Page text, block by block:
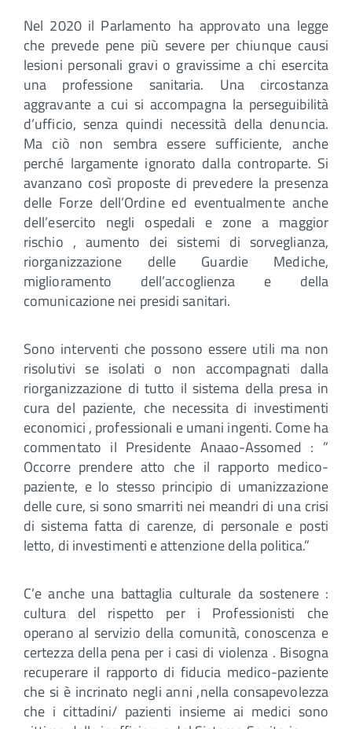
Nel 2020 il Parlamento ha approvato una legge
che prevede pene più severe per chiunque causi
lesioni personali gravi o gravissime a chi esercita
una professione sanitaria. Una circostanza
aggravante a cui si accompagna la perseguibilità
d’ufficio, senza quindi necessità della denuncia.
Ma ciò non sembra essere sufficiente, anche
perché largamente ignorato dalla controparte. Si
avanzano così proposte di prevedere la presenza
delle Forze dell’Ordine ed eventualmente anche
dell’esercito negli ospedali e zone a maggior
rischio , aumento dei sistemi di sorveglianza,
riorganizzazione delle Guardie Mediche,
miglioramento dell’accoglienza e della
comunicazione nei presidi sanitari.
Sono interventi che possono essere utili ma non
risolutivi se isolati o non accompagnati dalla
riorganizzazione di tutto il sistema della presa in
cura del paziente, che necessita di investimenti
economici , professionali e umani ingenti. Come ha
commentato il Presidente Anaao-Assomed : ”
Occorre prendere atto che il rapporto medico-
paziente, e lo stesso principio di umanizzazione
delle cure, si sono smarriti nei meandri di una crisi
di sistema fatta di carenze, di personale e posti
letto, di investimenti e attenzione della politica.”
C’e anche una battaglia culturale da sostenere :
cultura del rispetto per i Professionisti che
operano al servizio della comunità, conoscenza e
certezza della pena per i casi di violenza . Bisogna
recuperare il rapporto di fiducia medico-paziente
che si è incrinato negli anni ,nella consapevolezza
che i cittadini/ pazienti insieme ai medici sono